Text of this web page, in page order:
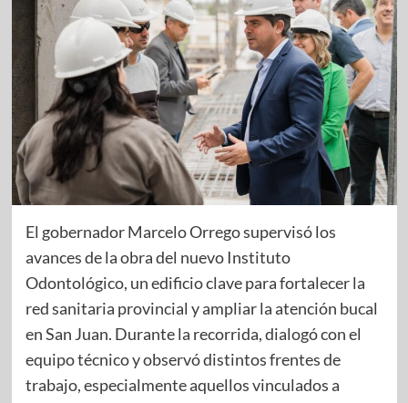
El gobernador Marcelo Orrego supervisó los
avances de la obra del nuevo Instituto
Odontológico, un edificio clave para fortalecer la
red sanitaria provincial y ampliar la atención bucal
en San Juan. Durante la recorrida, dialogó con el
equipo técnico y observó distintos frentes de
trabajo, especialmente aquellos vinculados a